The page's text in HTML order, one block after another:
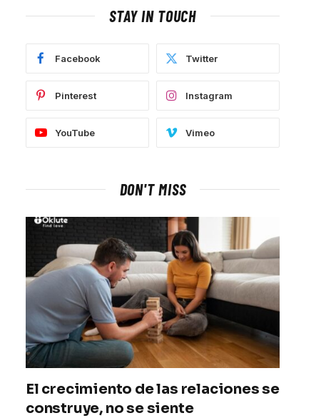
STAY IN TOUCH
Facebook Twitter
Pinterest Instagram
YouTube Vimeo
DON'T MISS
El crecimiento de las relaciones se
construye, no se siente